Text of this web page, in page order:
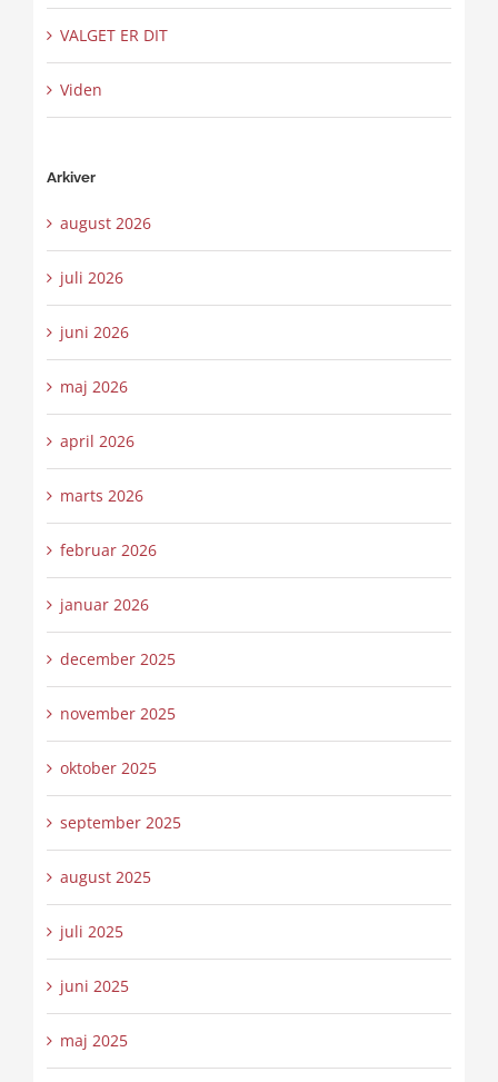
VALGET ER DIT
Viden
Arkiver
august 2026
juli 2026
juni 2026
maj 2026
april 2026
marts 2026
februar 2026
januar 2026
december 2025
november 2025
oktober 2025
september 2025
august 2025
juli 2025
juni 2025
maj 2025